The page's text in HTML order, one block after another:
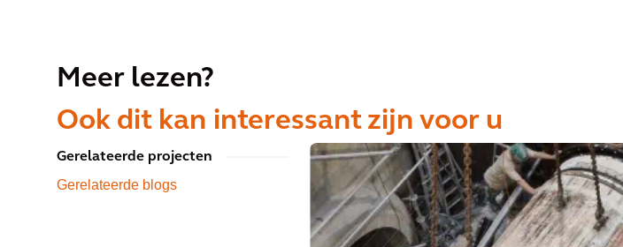
Meer lezen?
Ook dit kan interessant zijn voor u
Gerelateerde projecten
Gerelateerde blogs